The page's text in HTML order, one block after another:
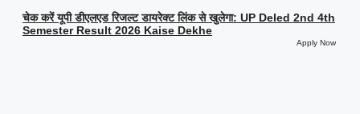
चेक करें यूपी डीएलएड रिजल्ट डायरेक्ट लिंक से खुलेगा: UP Deled 2nd 4th
Semester Result 2026 Kaise Dekhe
Apply Now